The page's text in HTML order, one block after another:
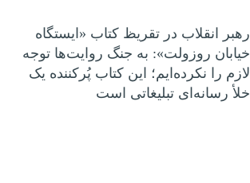
رهبر انقلاب در تقریظ کتاب «ایستگاه
خیابان روزولت»: به جنگ روایت‌ها توجه
لازم را نکرده‌ایم؛ این کتاب پُرکننده‌ یک
خلأ رسانه‌ای تبلیغاتی است